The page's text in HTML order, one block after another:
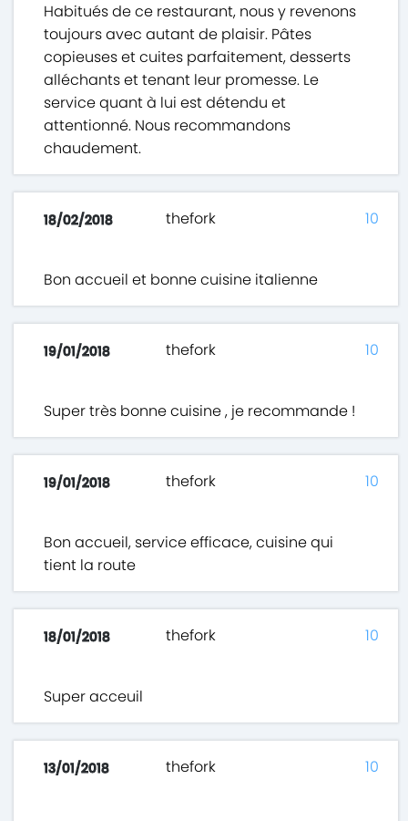
Habitués de ce restaurant, nous y revenons
toujours avec autant de plaisir. Pâtes
copieuses et cuites parfaitement, desserts
alléchants et tenant leur promesse. Le
service quant à lui est détendu et
attentionné. Nous recommandons
chaudement.
18/02/2018 thefork
Bon accueil et bonne cuisine italienne
10
19/01/2018 thefork
Super très bonne cuisine , je recommande !
10
19/01/2018 thefork
Bon accueil, service efficace, cuisine qui
tient la route
10
18/01/2018 thefork
Super acceuil
10
13/01/2018 thefork 10